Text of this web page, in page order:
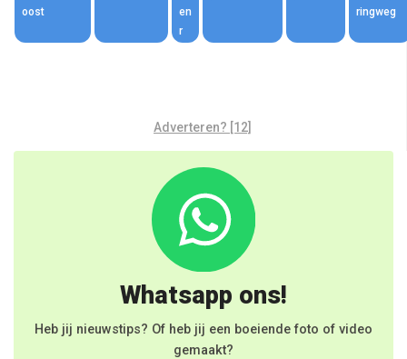
oost
en
r
ringweg
Adverteren? [12]
Whatsapp ons!
Heb jij nieuwstips? Of heb jij een boeiende foto of video
gemaakt?